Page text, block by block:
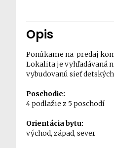
Opis
Ponúkame na predaj
Lokalita je vyhľadávaná
vybudovanú sieť
Poschodie:
4 podlažie z 5 poschodí
Orientácia bytu:
východ, západ, sever